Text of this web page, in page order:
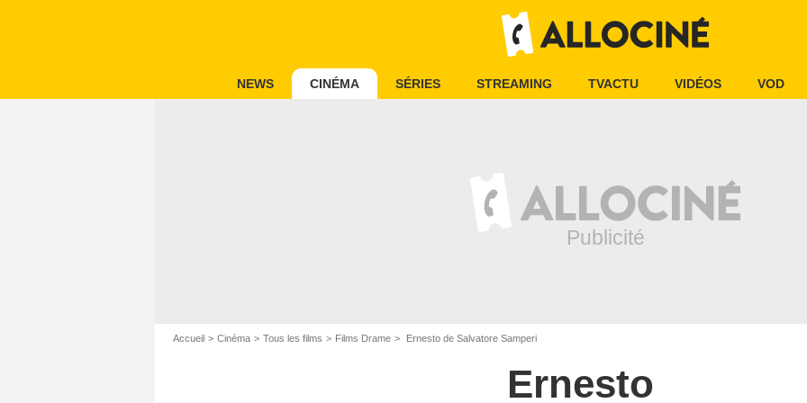
NEWS CINÉMA SÉRIES STREAMING TVACTU VIDÉOS VOD
Accueil Cinéma Tous les films Films Drame Ernesto de Salvatore Samperi
Ernesto